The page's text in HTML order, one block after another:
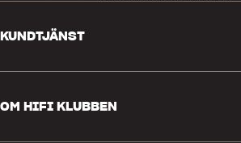
KUNDTJÄNST
OM HIFI KLUBBEN